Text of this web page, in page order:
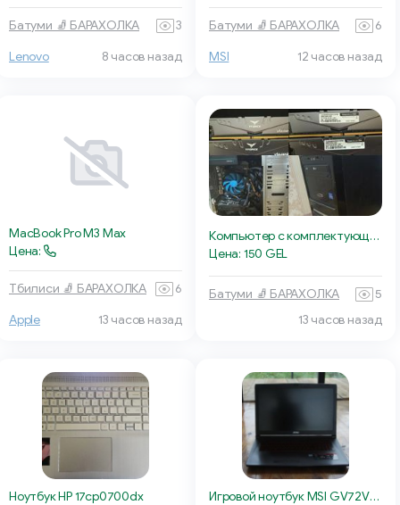
Батуми 🧦 БАРАХОЛКА 3
Lenovo 8 часов назад
Батуми 🧦 БАРАХОЛКА 6
MSI 12 часов назад
MacBook Pro M3 Max
Цена:
Тбилиси 🧦 БАРАХОЛКА 6
Apple 13 часов назад
Компьютер с комплектующими
Цена: 150 GEL
Батуми 🧦 БАРАХОЛКА
5
13 часов назад
Ноутбук HP 17cp0700dx
Игровой ноутбук MSI GV72VR 7RF